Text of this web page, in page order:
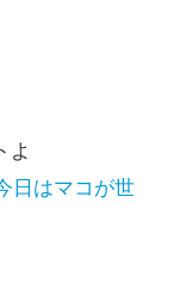
よ
日はマコが世